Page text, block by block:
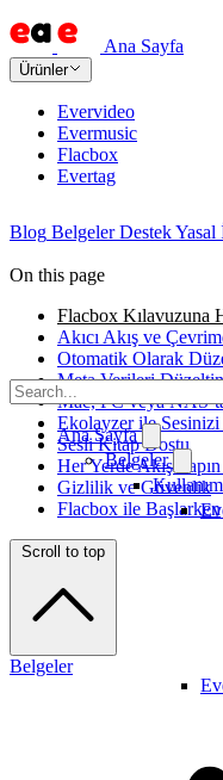
Ana Sayfa
Ürünler
Evervideo
Evermusic
Flacbox
Evertag
Blog Belgeler DestekYasal
Ana Sayfa
Belgeler
On this page
Flacbox Kılavuzuna
Akıcı Akış ve
Otomatik Olarak
Meta Verileri
Mac, PC veya
Ekolayzer ile
Sesli Kitap Dostu
Her Yerde Akış
Gizlilik ve Güvenlik
Flacbox ile Başlarken
Scroll to top
Belgeler